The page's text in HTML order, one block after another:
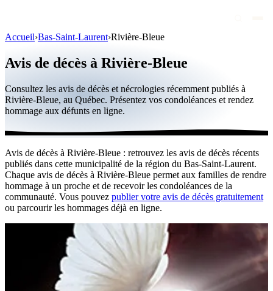
Personnalités publiques
Québec
Canada
International
Par région
Par ville
Maisons funéraires
Publier un avis
Accueil›Bas-Saint-Laurent›Rivière-Bleue
Avis de décès à Rivière-Bleue
Consultez les avis de décès et nécrologies récemment publiés à
Rivière-Bleue, au Québec. Présentez vos condoléances et rendez
hommage aux défunts en ligne.
Avis de décès à Rivière-Bleue : retrouvez les avis de décès récents
publiés dans cette municipalité de la région du Bas-Saint-Laurent.
Chaque avis de décès à Rivière-Bleue permet aux familles de rendre
hommage à un proche et de recevoir les condoléances de la
communauté. Vous pouvez publier votre avis de décès gratuitement
ou parcourir les hommages déjà en ligne.